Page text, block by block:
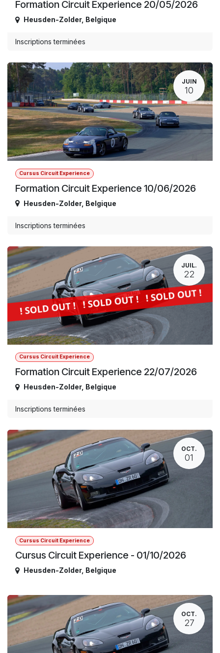
Formation Circuit Experience 20/05/2026
Heusden-Zolder, Belgique
Inscriptions terminées
JUIN
10
Cursus Circuit Experience
Formation Circuit Experience 10/06/2026
Heusden-Zolder, Belgique
Inscriptions terminées
JUIL.
22
Cursus Circuit Experience
Formation Circuit Experience 22/07/2026
Heusden-Zolder, Belgique
Inscriptions terminées
OCT.
01
Cursus Circuit Experience
Cursus Circuit Experience - 01/10/2026
Heusden-Zolder, Belgique
OCT.
27